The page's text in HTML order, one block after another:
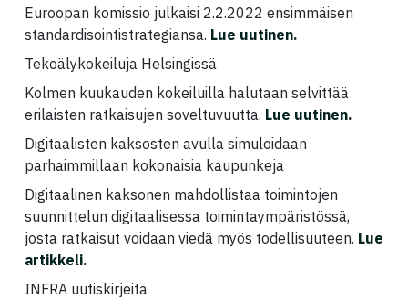
Euroopan komissio julkaisi 2.2.2022 ensimmäisen
standardisointistrategiansa. Lue uutinen.
Tekoälykokeiluja Helsingissä
Kolmen kuukauden kokeiluilla halutaan selvittää
erilaisten ratkaisujen soveltuvuutta. Lue uutinen.
Digitaalisten kaksosten avulla simuloidaan
parhaimmillaan kokonaisia kaupunkeja
Digitaalinen kaksonen mahdollistaa toimintojen
suunnittelun digitaalisessa toimintaympäristössä,
josta ratkaisut voidaan viedä myös todellisuuteen. Lue
artikkeli.
INFRA uutiskirjeitä